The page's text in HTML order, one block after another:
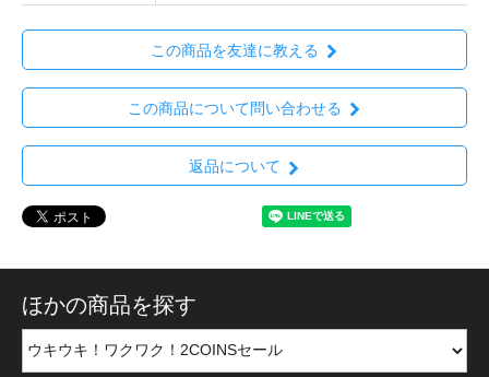
この商品を友達に教える
この商品について問い合わせる
返品について
ほかの商品を探す